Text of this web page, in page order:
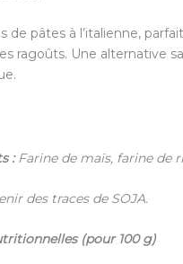
de pâtes à l’italienne,
ragoûts. Une alternative
: Farine de maïs, farine de
des traces de SOJA.
(pour 100 g)